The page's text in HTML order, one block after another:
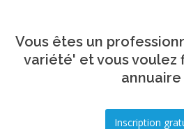
Vous êtes un
variété' et vous voulez
annuaire